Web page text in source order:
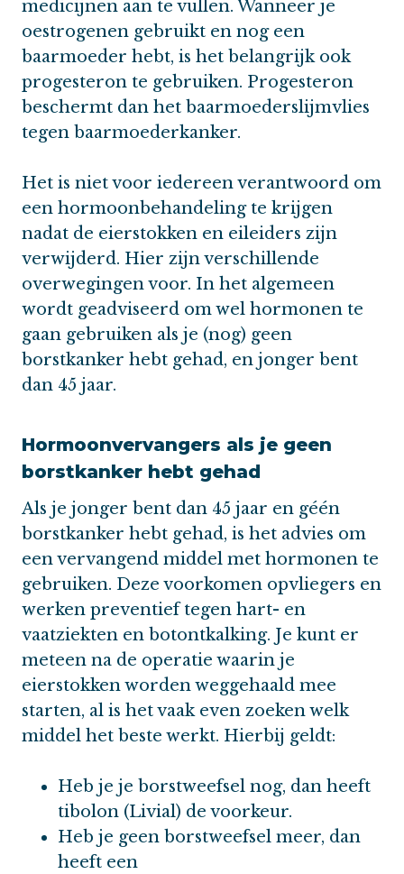
medicijnen aan te vullen. Wanneer je
oestrogenen gebruikt en nog een
baarmoeder hebt, is het belangrijk ook
progesteron te gebruiken. Progesteron
beschermt dan het baarmoederslijmvlies
tegen baarmoederkanker.
Het is niet voor iedereen verantwoord om
een hormoonbehandeling te krijgen
nadat de eierstokken en eileiders zijn
verwijderd. Hier zijn verschillende
overwegingen voor. In het algemeen
wordt geadviseerd om wel hormonen te
gaan gebruiken als je (nog) geen
borstkanker hebt gehad, en jonger bent
dan 45 jaar.
Hormoonvervangers als je geen
borstkanker hebt gehad
Als je jonger bent dan 45 jaar en géén
borstkanker hebt gehad, is het advies om
een vervangend middel met hormonen te
gebruiken. Deze voorkomen opvliegers en
werken preventief tegen hart- en
vaatziekten en botontkalking. Je kunt er
meteen na de operatie waarin je
eierstokken worden weggehaald mee
starten, al is het vaak even zoeken welk
middel het beste werkt. Hierbij geldt:
Heb je je borstweefsel nog, dan heeft
tibolon (Livial) de voorkeur.
Heb je geen borstweefsel meer, dan
heeft een